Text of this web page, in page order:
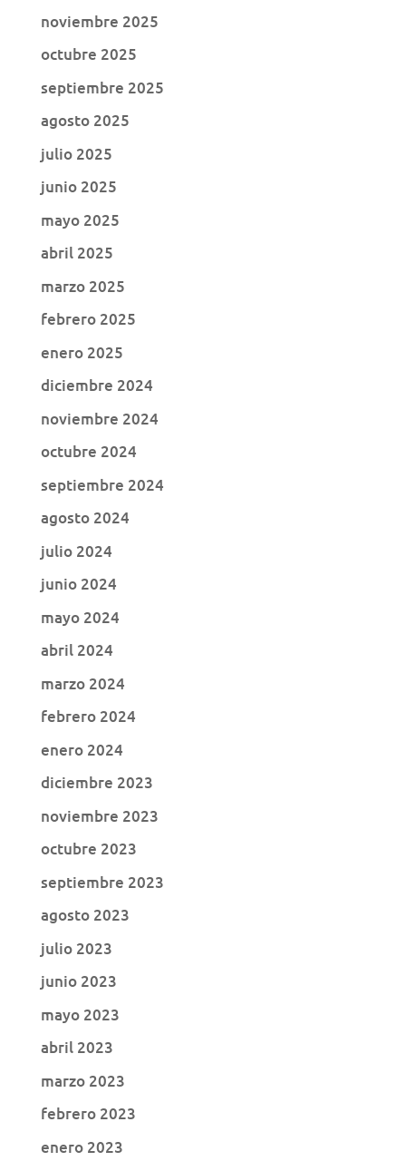
noviembre 2025
octubre 2025
septiembre 2025
agosto 2025
julio 2025
junio 2025
mayo 2025
abril 2025
marzo 2025
febrero 2025
enero 2025
diciembre 2024
noviembre 2024
octubre 2024
septiembre 2024
agosto 2024
julio 2024
junio 2024
mayo 2024
abril 2024
marzo 2024
febrero 2024
enero 2024
diciembre 2023
noviembre 2023
octubre 2023
septiembre 2023
agosto 2023
julio 2023
junio 2023
mayo 2023
abril 2023
marzo 2023
febrero 2023
enero 2023